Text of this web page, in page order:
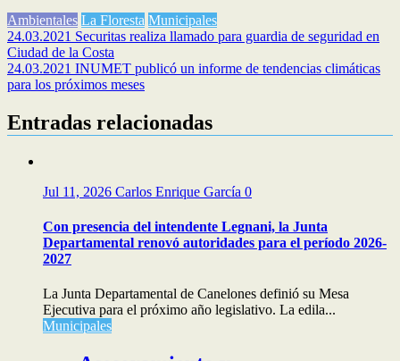
Ambientales La Floresta Municipales
Navegación
de
entradas
24.03.2021 Securitas realiza llamado para guardia de seguridad en
Ciudad de la Costa
24.03.2021 INUMET publicó un informe de tendencias climáticas
para los próximos meses
Entradas relacionadas
Jul 11, 2026 Carlos Enrique García 0
Con presencia del intendente Legnani, la Junta
Departamental renovó autoridades para el período 2026-
2027
La Junta Departamental de Canelones definió su Mesa
Ejecutiva para el próximo año legislativo. La edila...
Municipales